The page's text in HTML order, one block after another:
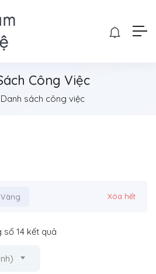
Công Việc
Danh sách công việc
Xóa hết
14 kết quả